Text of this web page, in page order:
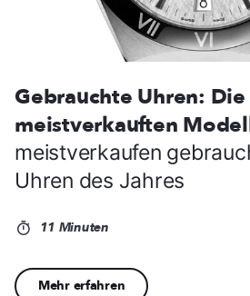
Gebrauchte Uhren:
meistverkauften
meistverkaufen
Uhren des Jahres
11 Minuten
Mehr erfahren